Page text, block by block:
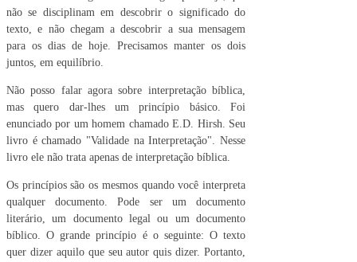
não se disciplinam em descobrir o significado do
texto, e não chegam a descobrir a sua mensagem
para os dias de hoje. Precisamos manter os dois
juntos, em equilíbrio.
Não posso falar agora sobre interpretação bíblica,
mas quero dar-lhes um princípio básico. Foi
enunciado por um homem chamado E.D. Hirsh. Seu
livro é chamado "Validade na Interpretação". Nesse
livro ele não trata apenas de interpretação bíblica.
Os princípios são os mesmos quando você interpreta
qualquer documento. Pode ser um documento
literário, um documento legal ou um documento
bíblico. O grande princípio é o seguinte: O texto
quer dizer aquilo que seu autor quis dizer. Portanto,